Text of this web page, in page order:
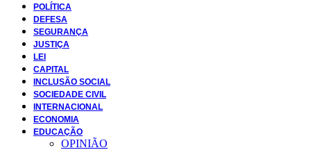
POLÍTICA
DEFESA
SEGURANÇA
JUSTIÇA
LEI
CAPITAL
INCLUSÃO SOCIAL
SOCIEDADE CIVIL
INTERNACIONAL
ECONOMIA
EDUCAÇÃO
OPINIÃO